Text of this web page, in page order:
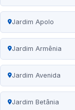
Jardim Apolo
Jardim Armênia
Jardim Avenida
Jardim Betânia